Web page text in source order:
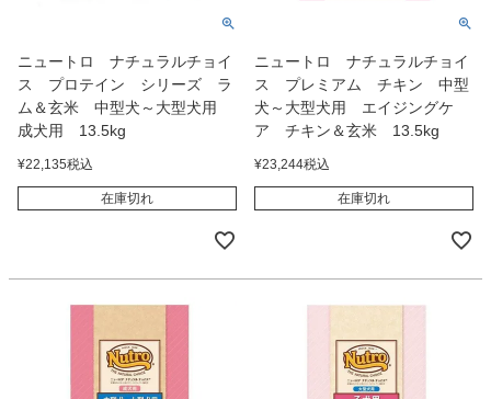
ニュートロ ナチュラルチョイ
ス プロテイン シリーズ ラ
ム＆玄米 中型犬～大型犬用
成犬用 13.5kg
¥22,135税込
在庫切れ
ニュートロ ナチュラルチョイ
ス プレミアム チキン 中型
犬～大型犬用 エイジングケ
ア チキン＆玄米 13.5kg
¥23,244税込
在庫切れ